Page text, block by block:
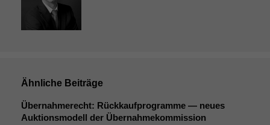
Ähnliche Beiträge
Übernahmerecht: Rückkaufprogramme — neues
Auktionsmodell der Übernahmekommission